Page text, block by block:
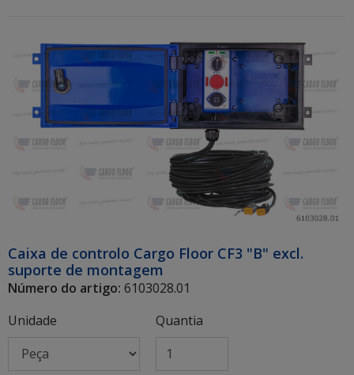
Caixa de controlo Cargo Floor CF3 "B" excl.
suporte de montagem
Número do artigo: 6103028.01
Unidade
Quantia